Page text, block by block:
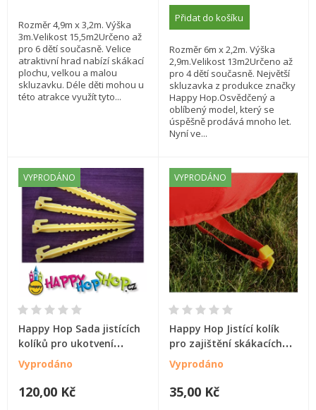
Rozměr 4,9m x 3,2m. Výška
3m.Velikost 15,5m2Určeno až
pro 6 dětí současně. Velice
atraktivní hrad nabízí skákací
plochu, velkou a malou
skluzavku. Déle děti mohou u
této atrakce využít tyto...
Přidat do košíku
Rozměr 6m x 2,2m. Výška
2,9m.Velikost 13m2Určeno až
pro 4 dětí současně. Největší
skluzavka z produkce značky
Happy Hop.Osvědčený a
oblíbený model, který se
úspěšně prodává mnoho let.
Nyní ve...
VYPRODÁNO
Happy Hop Sada jistících
kolíků pro ukotvení
skákacích hradů Happy
Hop
Vyprodáno
120,00 Kč
VYPRODÁNO
Happy Hop Jistící kolík
pro zajištění skákacích
hradů, skluzavek, bazénů
a stanů
Vyprodáno
35,00 Kč